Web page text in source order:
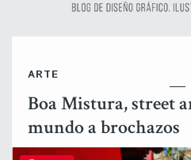
ARTE
Boa Mistura, street
mundo a brochazos